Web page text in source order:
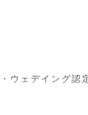
ウェデイング認